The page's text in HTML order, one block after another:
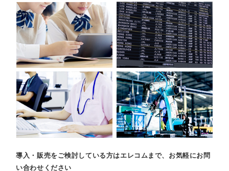
導入・販売をご検討している方はエレコムまで、お気軽にお問
い合わせください